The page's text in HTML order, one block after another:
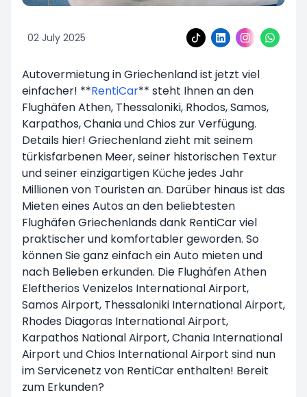
02 July 2025
Autovermietung in Griechenland ist jetzt viel
einfacher! **RentiCar** steht Ihnen an den
Flughäfen Athen, Thessaloniki, Rhodos, Samos,
Karpathos, Chania und Chios zur Verfügung.
Details hier! Griechenland zieht mit seinem
türkisfarbenen Meer, seiner historischen Textur
und seiner einzigartigen Küche jedes Jahr
Millionen von Touristen an. Darüber hinaus ist das
Mieten eines Autos an den beliebtesten
Flughäfen Griechenlands dank RentiCar viel
praktischer und komfortabler geworden. So
können Sie ganz einfach ein Auto mieten und
nach Belieben erkunden. Die Flughäfen Athen
Eleftherios Venizelos International Airport,
Samos Airport, Thessaloniki International Airport,
Rhodes Diagoras International Airport,
Karpathos National Airport, Chania International
Airport und Chios International Airport sind nun
im Servicenetz von RentiCar enthalten! Bereit
zum Erkunden?